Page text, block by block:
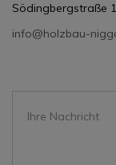
Södingbergstraße
info@holzbau-